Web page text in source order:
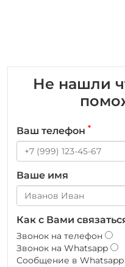
Не нашли
Ваш телефон *
Ваше имя
Как с Вами
Звонок на телефон
Звонок на Whatsapp
Сообщение в Whatsapp